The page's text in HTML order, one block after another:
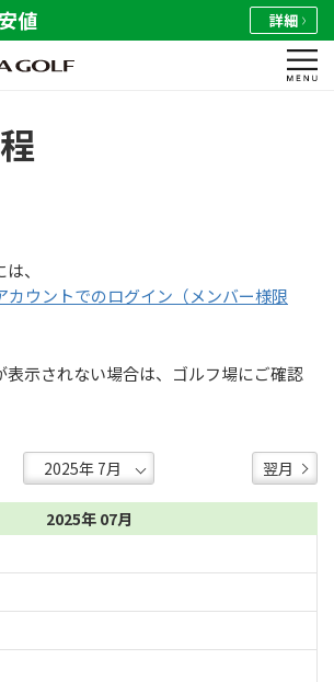
値 詳細
、
カウントでのログイン（メンバー様限
表示されない場合は、ゴルフ場にご確認
翌月
2025年 07月